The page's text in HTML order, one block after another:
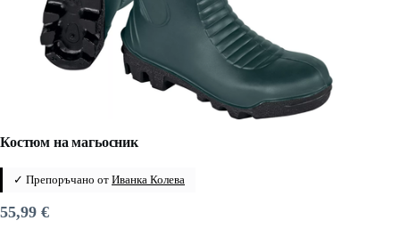
Костюм на магьосник
✓ Препоръчано от Иванка Колева
55,99 €